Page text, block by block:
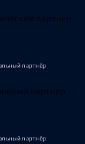
партнёр
партнёр